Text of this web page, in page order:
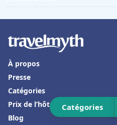
Hôtels à Roscoff
Hôtels aux Baux-de-Provence
Hôtels dans le Gers
Hôtels à Ramara
Hôtels dans la Drome
Catégories
À propos
Presse
Catégories
Prix de l’hôtellerie
Blog